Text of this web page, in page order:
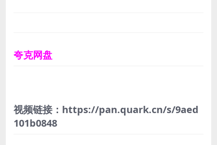
夸克网盘
视频链接：https://pan.quark.cn/s/9aed
101b0848